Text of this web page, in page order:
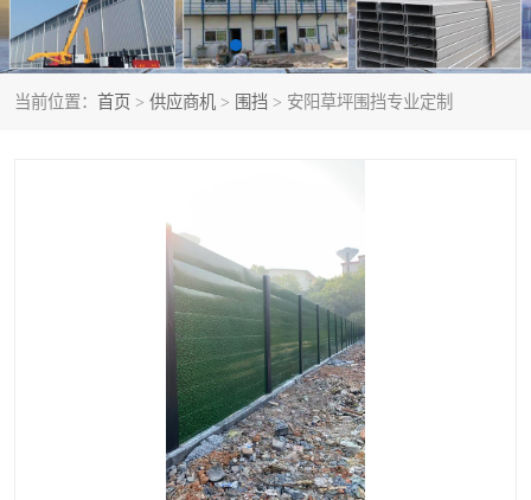
当前位置： 首页 > 供应商机 > 围挡 > 安阳草坪围挡专业定制
PC多层板 PC耐力板
建筑围挡 楼层板
彩钢板
生产加工单板复合围挡 市